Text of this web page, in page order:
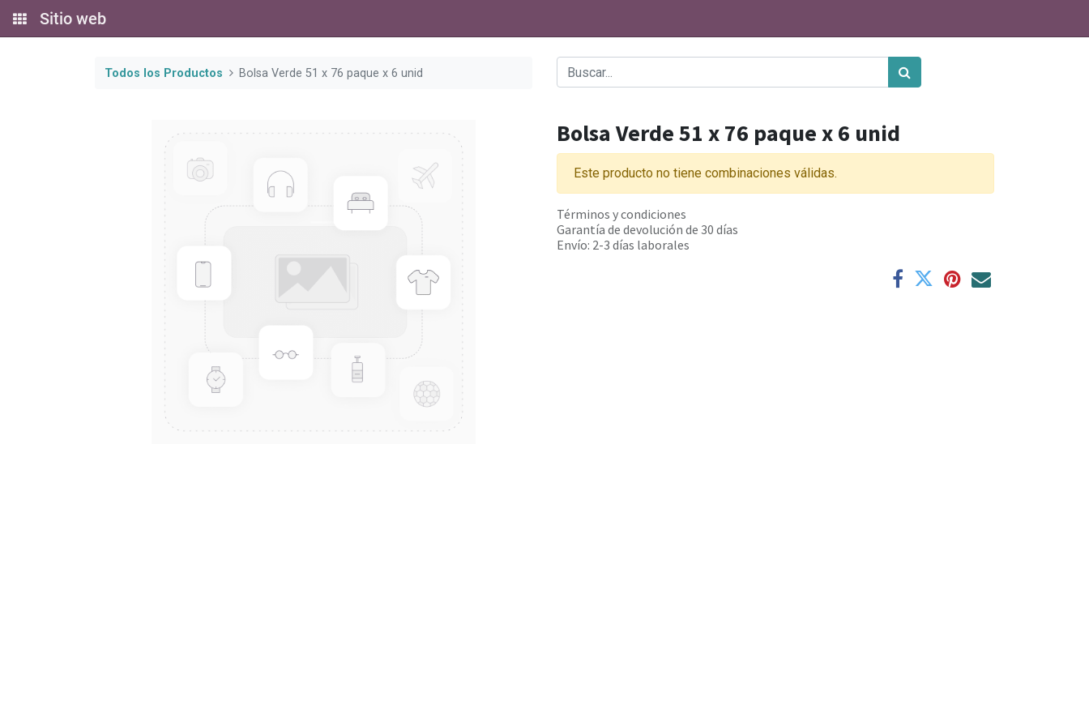
Sitio web
Todos los Productos Bolsa Verde 51 x 76 paque x 6 unid
Bolsa Verde 51 x 76 paque x 6 unid
Este producto no tiene combinaciones válidas.
Términos y condiciones
Garantía de devolución de 30 días
Envío: 2-3 días laborales